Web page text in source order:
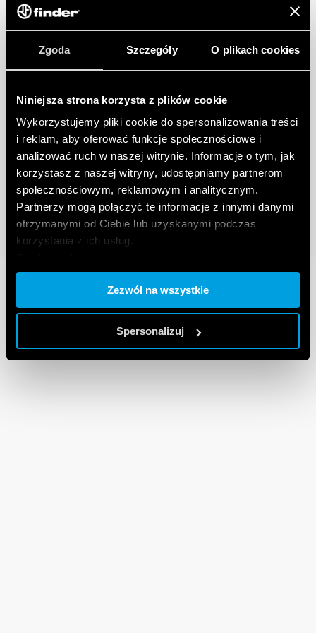
Zgoda Szczegóły O plikach cookies
Niniejsza strona korzysta z plików cookie
Wykorzystujemy pliki cookie do spersonalizowania treści
i reklam, aby oferować funkcje społecznościowe i
analizować ruch w naszej witrynie. Informacje o tym, jak
korzystasz z naszej witryny, udostępniamy partnerom
społecznościowym, reklamowym i analitycznym.
Partnerzy mogą połączyć te informacje z innymi danymi
otrzymanymi od Ciebie lub uzyskanymi podczas
korzystania z ich usług.
Zezwól na wszystkie
Spersonalizuj